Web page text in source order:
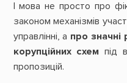
І мова не просто про
законом механізмів
управлінні, а про значні
корупційних схемпід
пропозицій.